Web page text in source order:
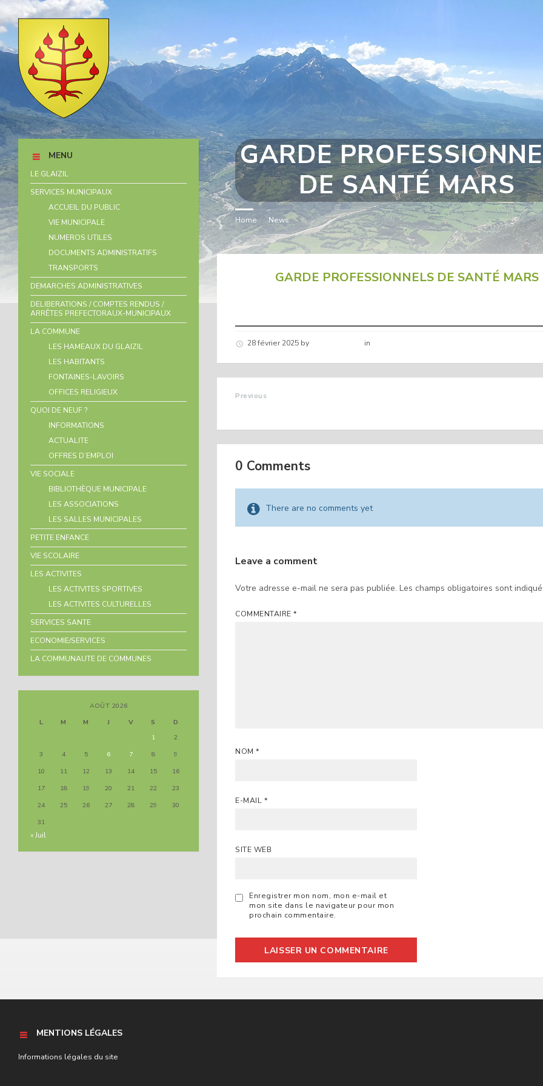
to
content
to
left
sidebar
to
right
sidebar
to
footer
GARDE
DE SANTÉ MARS
Home / News
GARDE PROFESSIONNELS DE SANTÉ MARS
28 février 2025 by in
Previous
0 Comments
There are no comments yet
Leave a comment
Votre adresse e-mail ne sera pas publiée. Les champs obligatoires sont
COMMENTAIRE*
NOM*
E-MAIL *
SITE WEB
Enregistrer mon nom, mon e-mail et
mon site dans le navigateur pour mon
prochain commentaire.
MENU
LE GLAIZIL
SERVICES MUNICIPAUX
ACCUEIL DU PUBLIC
VIE MUNICIPALE
NUMEROS UTILES
DOCUMENTS ADMINISTRATIFS
TRANSPORTS
DEMARCHES ADMINISTRATIVES
DELIBERATIONS / COMPTES RENDUS /
ARRÊTES PREFECTORAUX-MUNICIPAUX
LA COMMUNE
LES HAMEAUX DU GLAIZIL
LES HABITANTS
FONTAINES-LAVOIRS
OFFICES RELIGIEUX
QUOI DE NEUF ?
INFORMATIONS
ACTUALITE
OFFRES D’EMPLOI
VIE SOCIALE
BIBLIOTHÈQUE MUNICIPALE
LES ASSOCIATIONS
LES SALLES MUNICIPALES
PETITE ENFANCE
VIE SCOLAIRE
LES ACTIVITES
LES ACTIVITES SPORTIVES
LES ACTIVITES CULTURELLES
SERVICES SANTE
ECONOMIE/SERVICES
LA COMMUNAUTE DE COMMUNES
AOÛT 2026
L
M M J V S
D
1
2
3
4 5 6 7 8
9
10
11 12 13 14 15
16
17
18 19 20 21 22
23
24
25 26 27 28 29
30
31
« Juil
MENTIONS LÉGALES
Informations légales du site